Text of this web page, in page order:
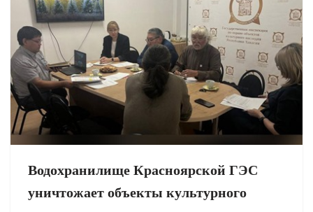
Водохранилище Красноярской ГЭС
уничтожает объекты культурного